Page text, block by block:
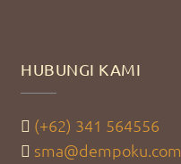
HUBUNGI KAMI
(+62) 341 564556
sma@dempoku.com